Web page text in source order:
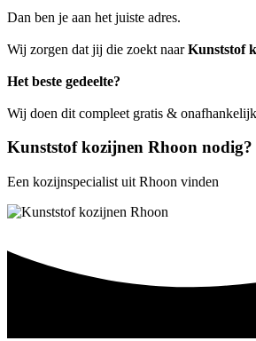
Dan ben je aan het juiste adres.
Wij zorgen dat jij die zoekt naarKunststof
Het beste gedeelte?
Wij doen dit compleet gratis &
Kunststof kozijnen Rhoon nodig?
Een kozijnspecialist uit Rhoon vinden